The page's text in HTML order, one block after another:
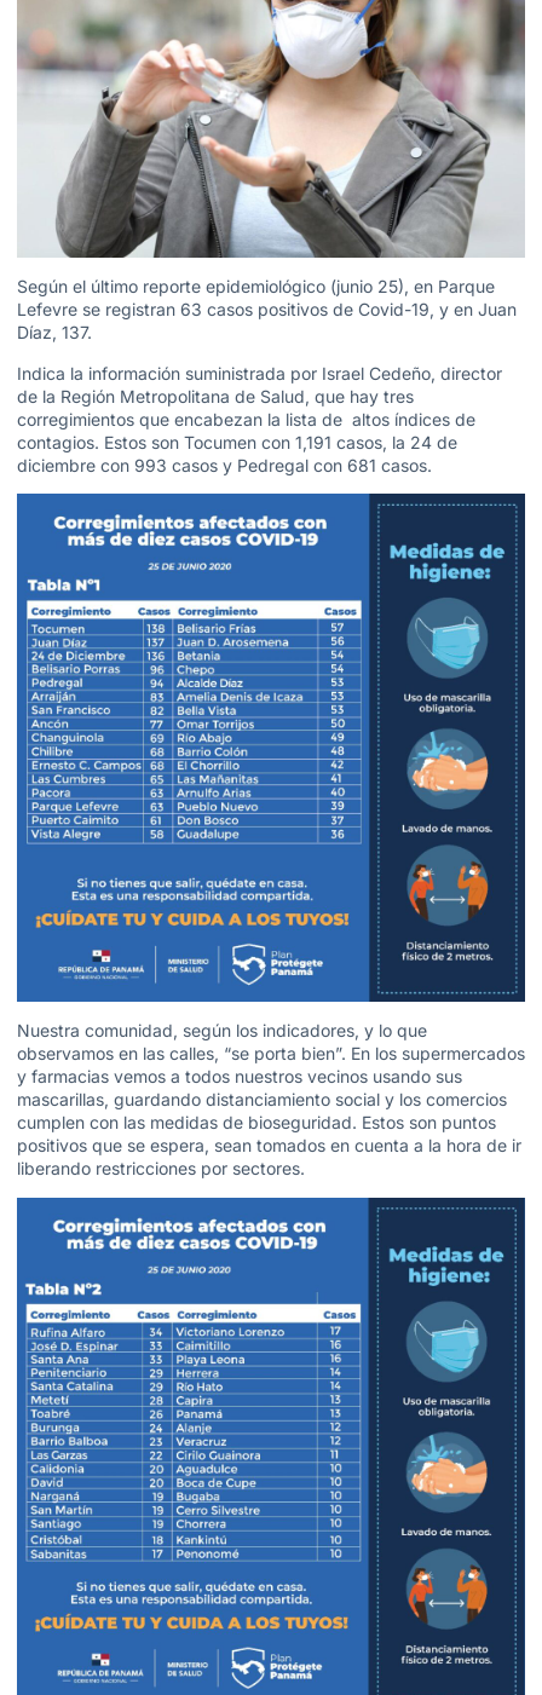
Según el último reporte epidemiológico (junio 25), en Parque
Lefevre se registran 63 casos positivos de Covid-19, y en Juan
Díaz, 137.
Indica la información suministrada por Israel Cedeño, director
de la Región Metropolitana de Salud, que hay tres
corregimientos que encabezan la lista de altos índices de
contagios. Estos son Tocumen con 1,191 casos, la 24 de
diciembre con 993 casos y Pedregal con 681 casos.
Nuestra comunidad, según los indicadores, y lo que
observamos en las calles, “se porta bien”. En los supermercados
y farmacias vemos a todos nuestros vecinos usando sus
mascarillas, guardando distanciamiento social y los comercios
cumplen con las medidas de bioseguridad. Estos son puntos
positivos que se espera, sean tomados en cuenta a la hora de ir
liberando restricciones por sectores.